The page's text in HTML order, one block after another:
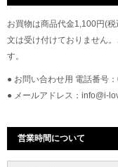
お買物は商品代金1,100円(
文は受け付けておりません
す。
● お問い合わせ用 電話番号
● メールアドレス：info@i-
営業時間について